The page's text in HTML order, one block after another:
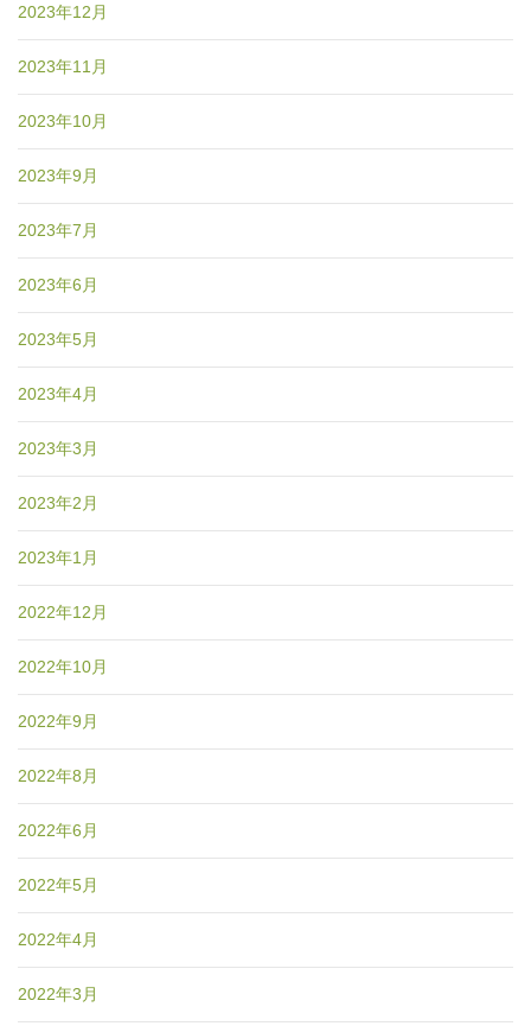
2023年12月
2023年11月
2023年10月
2023年9月
2023年7月
2023年6月
2023年5月
2023年4月
2023年3月
2023年2月
2023年1月
2022年12月
2022年10月
2022年9月
2022年8月
2022年6月
2022年5月
2022年4月
2022年3月